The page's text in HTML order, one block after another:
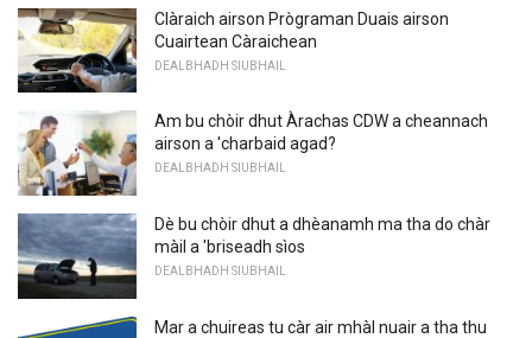
Clàraich airson Prògraman Duais airson
Cuairtean Càraichean
DEALBHADH SIUBHAIL
Am bu chòir dhut Àrachas CDW a cheannach
airson a 'charbaid agad?
DEALBHADH SIUBHAIL
Dè bu chòir dhut a dhèanamh ma tha do chàr
màil a 'briseadh sìos
DEALBHADH SIUBHAIL
Mar a chuireas tu càr air mhàl nuair a tha thu